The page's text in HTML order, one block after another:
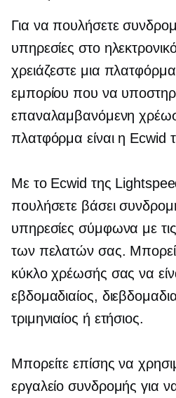
Για να πουλήσετε
υπηρεσίες στο
χρειάζεστε μια
εμπορίου που να
επαναλαμβανόμενη
πλατφόρμα είναι η Ecwid
Με το Ecwid της
πουλήσετε βάσει
υπηρεσίες σύμφωνα με
των πελατών σας.
κύκλο χρέωσής σας να
εβδομαδιαίος,
τριμηνιαίος ή ετήσιος.
Μπορείτε επίσης να
εργαλείο συνδρομής για